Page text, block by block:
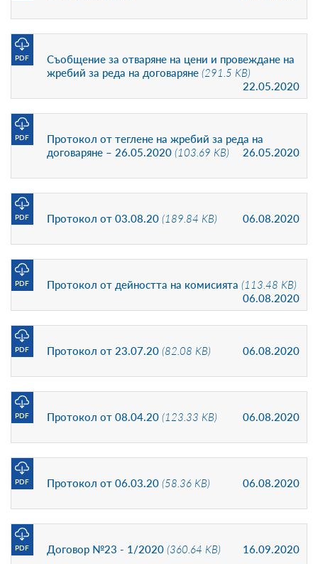
Съобщение за отваряне на цени и провеждане на
жребий за реда на договаряне (291.5 KB)
22.05.2020
PDF
Протокол от теглене на жребий за реда на
договаряне – 26.05.2020 (103.69 KB) 26.05.2020
PDF
Протокол от 03.08.20 (189.84 KB) 06.08.2020
PDF
Протокол от дейността на комисията (113.48 KB)
06.08.2020
PDF
Протокол от 23.07.20 (82.08 KB) 06.08.2020
PDF
Протокол от 08.04.20 (123.33 KB) 06.08.2020
PDF
Протокол от 06.03.20 (58.36 KB) 06.08.2020
PDF
Договор №23 - 1/2020 (360.64 KB) 16.09.2020
PDF